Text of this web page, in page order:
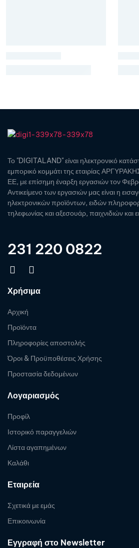
Το "DIGITALAND" είναι ηλεκτρονικό
εμπορικό κομμάτι της εταιρίας
ΕΕ, με επίσημη έναρξη εργασιών τον
Αντικείμενο των εργασιών μας είναι η
ηλεκτρονικών προϊόντων, ειδών
τηλεφωνίας και αξεσουάρ, παιχνιδιών και
231 220 0822
Χρήσιμα
Αρχική
Προϊόντα
Πληροφορίες αποστολής
Όροι & Προϋποθέσεις Χρήσης
Προστασία δεδομένων
Λογαριασμός
Προφίλ
Ιστορικό παραγγελιών
Λίστα αγαπημένων
Καλάθι
Εταιρεία
Σχετικά με εμάς
Επικοινωνία
Εγγραφή στο Newsletter